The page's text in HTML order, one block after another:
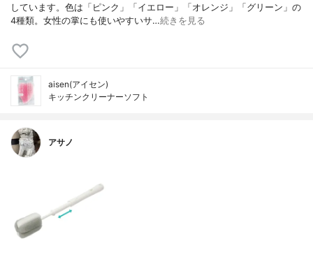
しています。色は「ピンク」「イエロー」「オレンジ」「グリーン」の
4種類。女性の掌にも使いやすいサ…続きを見る
aisen(アイセン)
キッチンクリーナーソフト
アサノ